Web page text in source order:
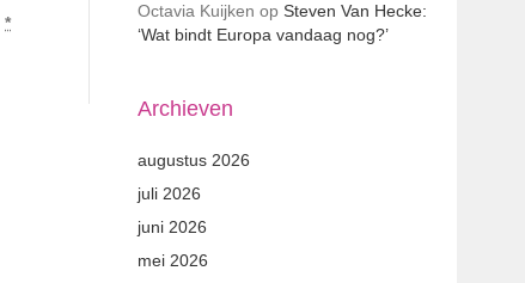
*
Octavia Kuijken op Steven Van Hecke:
‘Wat bindt Europa vandaag nog?’
Archieven
augustus 2026
juli 2026
juni 2026
mei 2026